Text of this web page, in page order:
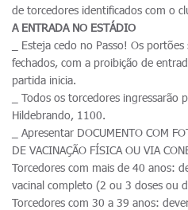
de torcedores identificados com o
A ENTRADA NO ESTÁDIO
_ Esteja cedo no Passo! Os
fechados, com a proibição de
partida inicia.
_ Todos os torcedores ingressarão
Hildebrando, 1100.
_ Apresentar DOCUMENTO COM
DE VACINAÇÃO FÍSICA OU VIA
Torcedores com mais de 40 anos:
vacinal completo (2 ou 3 doses ou
Torcedores com 30 a 39 anos: